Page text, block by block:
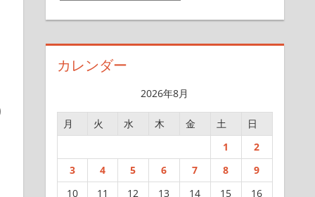
ブ
カレンダー
2026年8月
月 火 水 木 金 土
日
1
2
3
4 5 6 7 8
9
10
11 12 13 14 15 16